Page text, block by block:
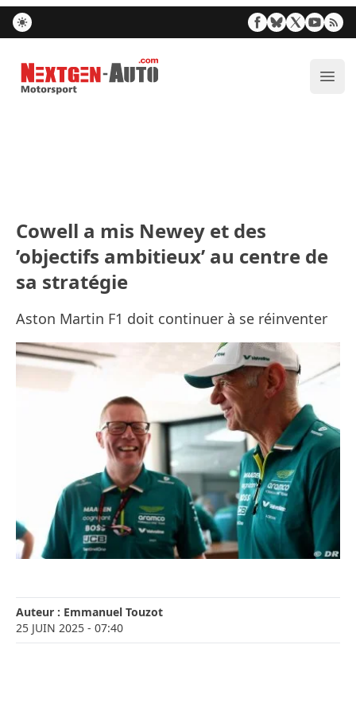
Nextgen-Auto.com
Cowell a mis Newey et des
’objectifs ambitieux’ au centre de
sa stratégie
Aston Martin F1 doit continuer à se réinventer
Auteur : Emmanuel Touzot
25 JUIN 2025 - 07:40